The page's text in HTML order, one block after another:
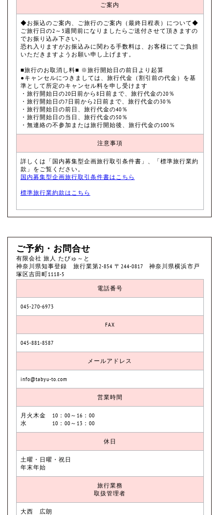
ご案内
◆お振込のご案内、ご旅行のご案内（最終日程表）について◆
ご旅行日の2～3週間前になりましたらご送付させて頂きますの
でお振り込み下さい。
恐れ入りますがお振込みに関わる手数料は、お客様にてご負担
いただきますようお願い申し上げます。
■旅行のお取消し料■ ※旅行開始日の前日より起算
●キャンセルにつきましては、旅行代金（割引前の代金）を基
準として所定のキャンセル料を申し受けます
・旅行開始日の20日前から8日前まで、旅行代金の20％
・旅行開始日の7日前から2日前まで、旅行代金の30％
・旅行開始日の前日、旅行代金の40％
・旅行開始日の当日、旅行代金の50％
・無連絡の不参加または旅行開始後、旅行代金の100％
注意事項
詳しくは「国内募集型企画旅行取引条件書」、「標準旅行業約
款」をご覧ください。
国内募集型企画旅行取引条件書はこちら
標準旅行業約款はこちら
ご予約・お問合せ
有限会社 旅人 たびゅ～と
神奈川県知事登録 旅行業第2-854 〒244-0817 神奈川県横浜市戸
塚区吉田町1118-5
電話番号
045-270-6973
FAX
045-881-8587
メールアドレス
info@tabyu-to.com
営業時間
月火木金 10：00～16：00
水 10：00～13：00
休日
土曜・日曜・祝日
年末年始
旅行業務
取扱管理者
大西 広朗